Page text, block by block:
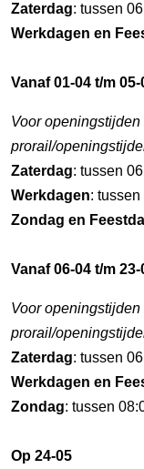
Zaterdag: tussen
Werkdagen en
Vanaf 01-04 t/m 05-
Voor
prorail/
Zaterdag: tussen
Werkdagen:
Zondag en
Vanaf 06-04 t/m 23-
Voor
prorail/
Zaterdag: tussen
Werkdagen en
Zondag: tussen
Op 24-05